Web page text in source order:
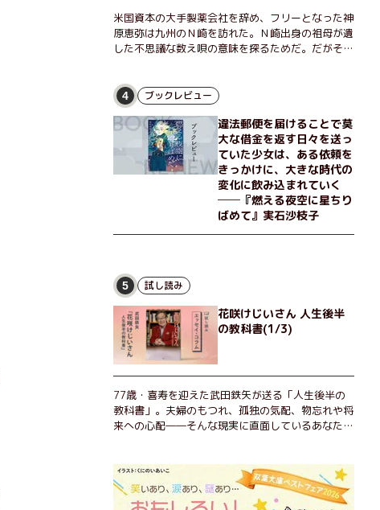
米国資本の大手製薬会社を辞め、フリーとなった神
原恵弥は九州のＮ崎を訪れた。Ｎ崎出身の祖母が遺
した不思議な数え唄の意味を探るためだ。だがそん
出島で見つかったある物質について博士の意見を聞
きたいという。恵弥は、まるで影のような存在の博
士とまみえることはできるのか？ そして、唄の歌
詞「かたむくマリア」に込められた秘密とは？ 謎
めいたラストが鮮烈な余韻を残すシリーズ第四作！
4 ブックレビュー
違法郵便を届けることで莫
大な借金を返す日々を送っ
ていた少女は、ある依頼を
きっかけに、大きな時代の
変化に飲み込まれていく
──『燃える夜空に星ちり
ばめて』実石沙枝子
5 試し読み
花咲けじいさん 人生後半
の教科書(1/3)
77歳・喜寿を迎えた武田鉄矢が送る「人生後半の
教科書」。夫婦のもつれ、孤独の気配、物忘れや将
来への心配――そんな現実に直面しているあなた
経験をもとに繰り出される持論は説得力満点。まだ
まだ人生これから！ 読むだけで前向きになれる一
冊。